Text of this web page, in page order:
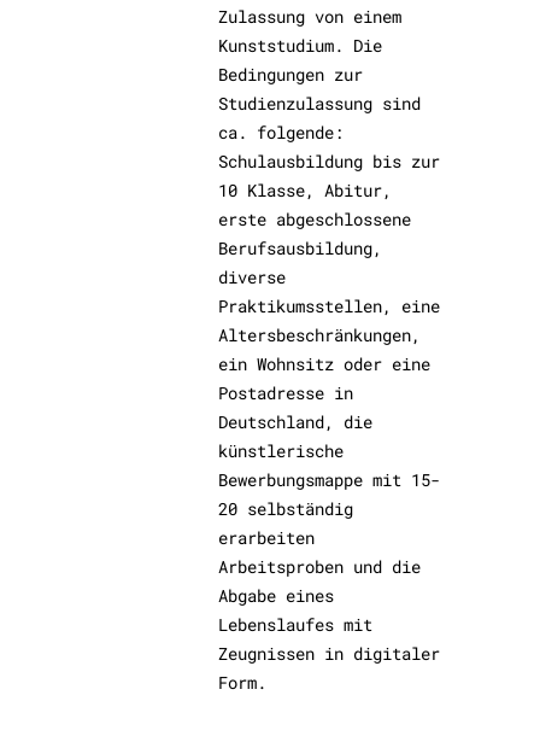
Zulassung von einem
Kunststudium. Die
Bedingungen zur
Studienzulassung sind
ca. folgende:
Schulausbildung bis zur
10 Klasse, Abitur,
erste abgeschlossene
Berufsausbildung,
diverse
Praktikumsstellen, eine
Altersbeschränkungen,
ein Wohnsitz oder eine
Postadresse in
Deutschland, die
künstlerische
Bewerbungsmappe mit 15-
20 selbständig
erarbeiten
Arbeitsproben und die
Abgabe eines
Lebenslaufes mit
Zeugnissen in digitaler
Form.